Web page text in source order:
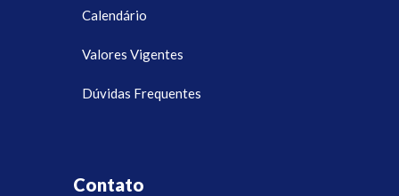
Calendário
Valores Vigentes
Dúvidas Frequentes
Contato